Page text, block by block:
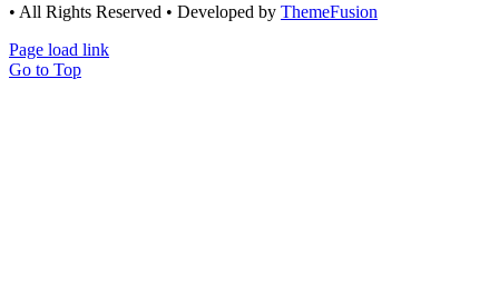
• All Rights Reserved • Developed by ThemeFusion
Page load link
Go to Top